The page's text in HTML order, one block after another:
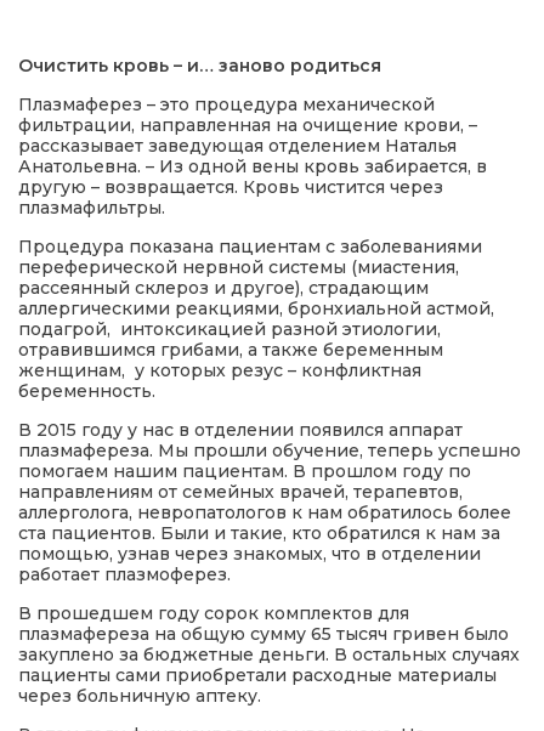
Очистить кровь – и… заново родиться
Плазмаферез – это процедура механической
фильтрации, направленная на очищение крови, –
рассказывает заведующая отделением Наталья
Анатольевна. – Из одной вены кровь забирается, в
другую – возвращается. Кровь чистится через
плазмафильтры.
Процедура показана пациентам с заболеваниями
переферической нервной системы (миастения,
рассеянный склероз и другое), страдающим
аллергическими реакциями, бронхиальной астмой,
подагрой, интоксикацией разной этиологии,
отравившимся грибами, а также беременным
женщинам, у которых резус – конфликтная
беременность.
В 2015 году у нас в отделении появился аппарат
плазмафереза. Мы прошли обучение, теперь успешно
помогаем нашим пациентам. В прошлом году по
направлениям от семейных врачей, терапевтов,
аллерголога, невропатологов к нам обратилось более
ста пациентов. Были и такие, кто обратился к нам за
помощью, узнав через знакомых, что в отделении
работает плазмоферез.
В прошедшем году сорок комплектов для
плазмафереза на общую сумму 65 тысяч гривен было
закуплено за бюджетные деньги. В остальных случаях
пациенты сами приобретали расходные материалы
через больничную аптеку.